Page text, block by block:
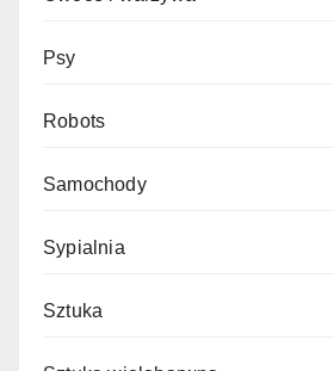
Psy
Robots
Samochody
Sypialnia
Sztuka